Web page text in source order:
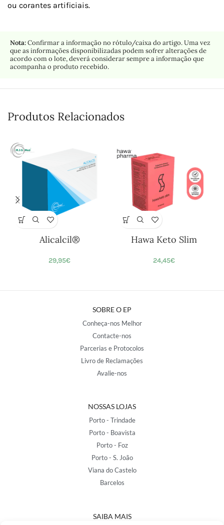
ou corantes artificiais.
Nota:Confirmar a informação no rótulo/caixa do artigo. Uma vez
que as informações disponibilizadas podem sofrer alterações de
acordo com o lote, deverá considerar sempre a informação que
acompanha o produto recebido.
Produtos Relacionados
Alicalcil®
29,95€
Hawa Keto Slim
24,45€
SOBRE O EP
Conheça-nos Melhor
Contacte-nos
Parcerias e Protocolos
Livro de Reclamações
Avalie-nos
NOSSAS LOJAS
Porto - Trindade
Porto - Boavista
Porto - Foz
Porto - S. João
Viana do Castelo
Barcelos
SAIBA MAIS